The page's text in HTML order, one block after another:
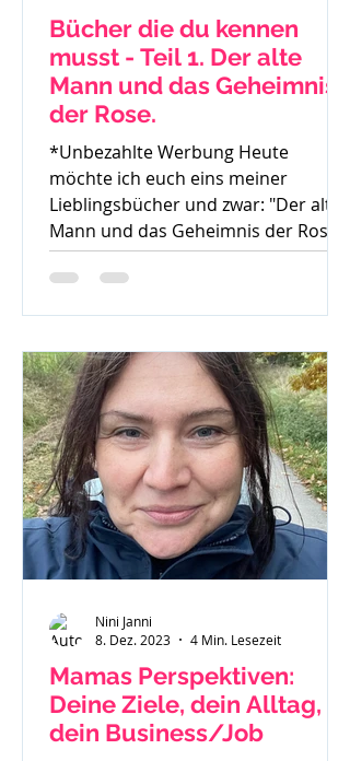
Bücher die du kennen
musst - Teil 1. Der alte
Mann und das Geheimnis
der Rose.
*Unbezahlte Werbung Heute
möchte ich euch eins meiner
Lieblingsbücher und zwar: "Der alte
Mann und das Geheimnis der Rose"
von Mark...
Mamas Perspektiven:
Deine Ziele, dein Alltag,
dein Business/Job
Nini Janni
8. Dez. 2023
4 Min. Lesezeit